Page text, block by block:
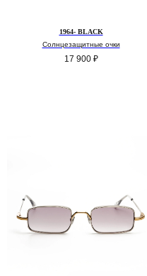
1964- BLACK
Солнцезащитные очки
17 900 ₽